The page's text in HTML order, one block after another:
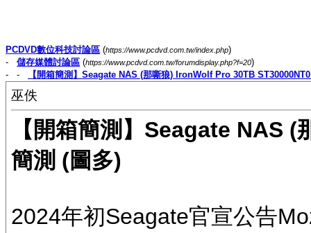
PCDVD數位科技討論區 (https://www.pcdvd.com.tw/index.php)
- 儲存媒體討論區 (https://www.pcdvd.com.tw/forumdisplay.php?f=20)
- -
【開箱簡測】Seagate NAS (那嘶狼) IronWolf Pro 30TB
巫佚
【開箱簡測】Seagate NAS
簡測 (圖多)
2024年初Seagate官宣公告